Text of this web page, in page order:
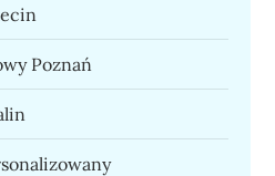
Poznań